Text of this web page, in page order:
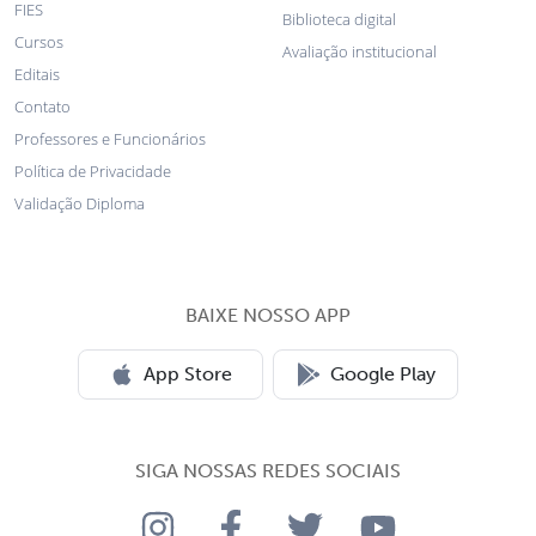
FIES
Cursos
Editais
Contato
Professores e Funcionários
Política de Privacidade
Validação Diploma
Biblioteca digital
Avaliação institucional
BAIXE NOSSO APP
App Store Google Play
SIGA NOSSAS REDES SOCIAIS